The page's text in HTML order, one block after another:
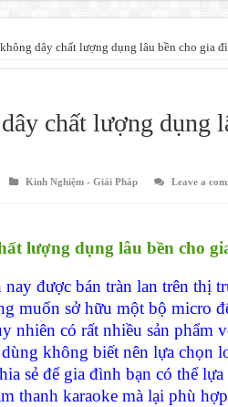
dây chất lượng dụng lâu bền cho gia
chất lượng dụng
Kinh Nghiệm - Giải Pháp
Leave a
lượng dụng lâu bền cho
được bán tràn lan trên thị
muốn sở hữu một bộ micro
nhiên có rất nhiều sản phẩm
không biết nên lựa chọn
sẻ để gia đình bạn có thể lựa
thanh karaoke mà lại phù